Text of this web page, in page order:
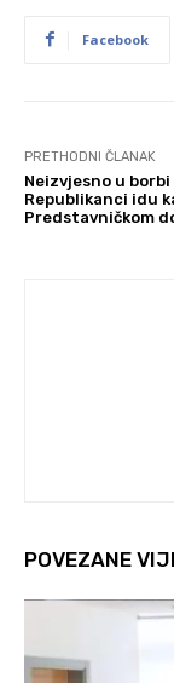
Facebook
PRETHODNI ČLANAK
Neizvjesno u
Republikanci idu
Predstavničkom
POVEZANE